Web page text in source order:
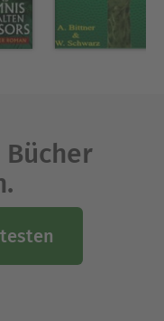
München und in
Firma.
Bücher